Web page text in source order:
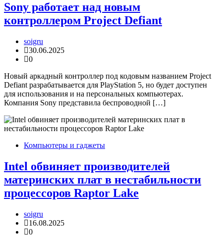
Sony работает над новым
контроллером Project Defiant
soigru
30.06.2025
0
Новый аркадный контроллер под кодовым названием Project
Defiant разрабатывается для PlayStation 5, но будет доступен
для использования и на персональных компьютерах.
Компания Sony представила беспроводной […]
Компьютеры и гаджеты
Intel обвиняет производителей
материнских плат в нестабильности
процессоров Raptor Lake
soigru
16.08.2025
0